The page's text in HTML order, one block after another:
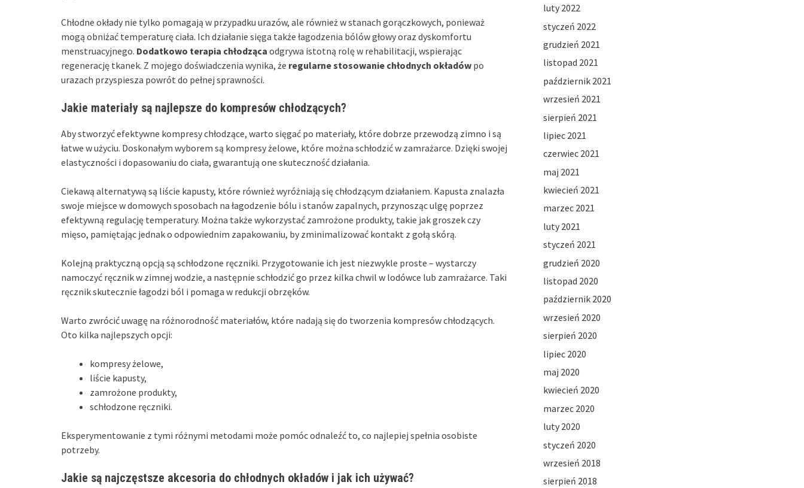
Chłodne okłady nie tylko pomagają w przypadku urazów, ale również w stanach gorączkowych, ponieważ
mogą obniżać temperaturę ciała. Ich działanie sięga także łagodzenia bólów głowy oraz dyskomfortu
menstruacyjnego. Dodatkowo terapia chłodząca odgrywa istotną rolę w rehabilitacji, wspierając
regenerację tkanek. Z mojego doświadczenia wynika, że regularne stosowanie chłodnych okładów po
urazach przyspiesza powrót do pełnej sprawności.
Jakie materiały są najlepsze do kompresów chłodzących?
Aby stworzyć efektywne kompresy chłodzące, warto sięgać po materiały, które dobrze przewodzą zimno i są
łatwe w użyciu. Doskonałym wyborem są kompresy żelowe, które można schłodzić w zamrażarce. Dzięki swojej
elastyczności i dopasowaniu do ciała, gwarantują one skuteczność działania.
Ciekawą alternatywą są liście kapusty, które również wyróżniają się chłodzącym działaniem. Kapusta znalazła
swoje miejsce w domowych sposobach na łagodzenie bólu i stanów zapalnych, przynosząc ulgę poprzez
efektywną regulację temperatury. Można także wykorzystać zamrożone produkty, takie jak groszek czy
mięso, pamiętając jednak o odpowiednim zapakowaniu, by zminimalizować kontakt z gołą skórą.
Kolejną praktyczną opcją są schłodzone ręczniki. Przygotowanie ich jest niezwykle proste – wystarczy
namoczyć ręcznik w zimnej wodzie, a następnie schłodzić go przez kilka chwil w lodówce lub zamrażarce. Taki
ręcznik skutecznie łagodzi ból i pomaga w redukcji obrzęków.
Warto zwrócić uwagę na różnorodność materiałów, które nadają się do tworzenia kompresów chłodzących.
Oto kilka najlepszych opcji:
kompresy żelowe,
liście kapusty,
zamrożone produkty,
schłodzone ręczniki.
Eksperymentowanie z tymi różnymi metodami może pomóc odnaleźć to, co najlepiej spełnia osobiste
potrzeby.
Jakie są najczęstsze akcesoria do chłodnych okładów i jak ich używać?
luty 2022
styczeń 2022
grudzień 2021
listopad 2021
październik 2021
wrzesień 2021
sierpień 2021
lipiec 2021
czerwiec 2021
maj 2021
kwiecień 2021
marzec 2021
luty 2021
styczeń 2021
grudzień 2020
listopad 2020
październik 2020
wrzesień 2020
sierpień 2020
lipiec 2020
maj 2020
kwiecień 2020
marzec 2020
luty 2020
styczeń 2020
wrzesień 2018
sierpień 2018